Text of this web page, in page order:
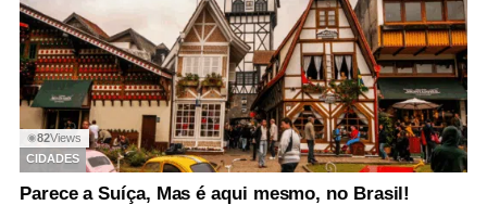
◉82Views
CIDADES
Parece a Suíça, Mas é aqui mesmo, no Brasil!